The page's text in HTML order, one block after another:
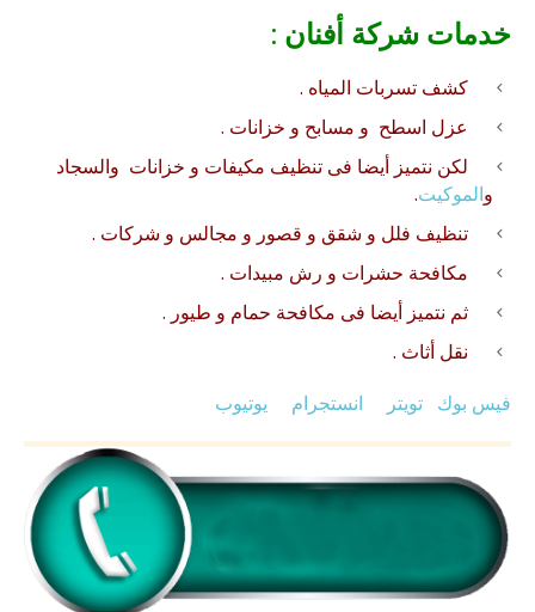
خدمات شركة أفنان :
كشف تسربات المياه .
عزل اسطح و مسابح و خزانات .
لكن نتميز أيضا فى تنظيف مكيفات و خزانات والسجاد
والموكيت.
تنظيف فلل و شقق و قصور و مجالس و شركات .
مكافحة حشرات و رش مبيدات .
ثم نتميز أيضا فى مكافحة حمام و طيور .
نقل أثاث .
فيس بوك تويتر انستجرام يوتيوب